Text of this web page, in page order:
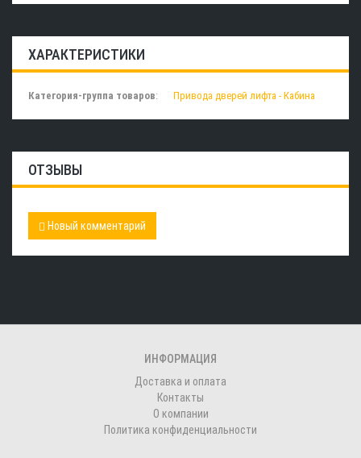
ХАРАКТЕРИСТИКИ
Категория-группа товаров: Привода дверей лифта - Кабина
ОТЗЫВЫ
Новый комментарий
ИНФОРМАЦИЯ
Доставка и оплата
Контакты
О компании
Политика конфиденциальности